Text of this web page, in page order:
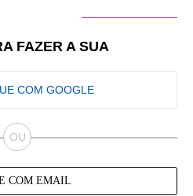
FAZER A SUA
COM GOOGLE
COM EMAIL